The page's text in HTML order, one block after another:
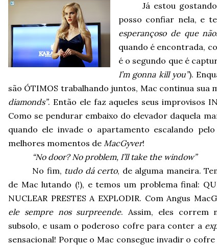
Já estou
posso confiar nela, e
esperançoso de que não
quando é encontrada,
é o segundo que é
I’m gonna kill you”).
são ÓTIMOS trabalhando juntos, Mac continua sua
diamonds”. Então ele faz aqueles seus improvisos
Como se pendurar embaixo do elevador daquela
quando ele invade o apartamento escalando
melhores momentos de MacGyver!
“No door? No problem, I’ll take the window”
No fim, tudo dá certo, de alguma maneira.
de Mac lutando (!), e temos um problema final:
NUCLEAR PRESTES A EXPLODIR. Com Angus
ele sempre nos surpreende. Assim, eles correm
subsolo, e usam o poderoso cofre para conter a
sensacional! Porque o Mac consegue invadir o cofre